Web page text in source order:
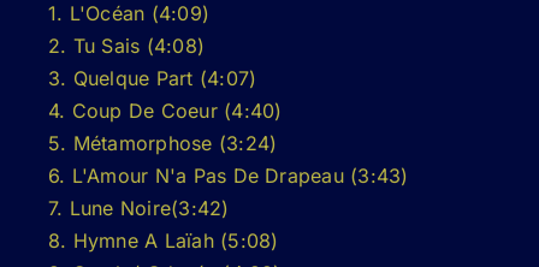
1. L'Océan (4:09)
2. Tu Sais (4:08)
3. Quelque Part (4:07)
4. Coup De Coeur (4:40)
5. Métamorphose (3:24)
6. L'Amour N'a Pas De Drapeau (3:43)
7. Lune Noire(3:42)
8. Hymne A Laïah (5:08)